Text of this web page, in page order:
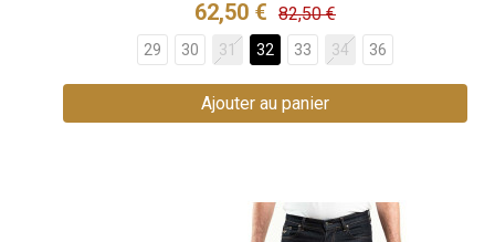
62,50 € 82,50 €
29 30 31 32 33 34 36
Ajouter au panier